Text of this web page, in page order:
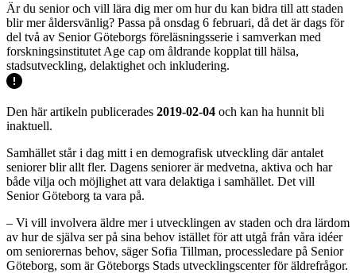
Är du senior och vill lära dig mer om hur du kan bidra till att staden
blir mer åldersvänlig? Passa på onsdag 6 februari, då det är dags för
del två av Senior Göteborgs föreläsningsserie i samverkan med
forskningsinstitutet Age cap om åldrande kopplat till hälsa,
stadsutveckling, delaktighet och inkludering.
Den här artikeln publicerades 2019-02-04 och kan ha hunnit bli
inaktuell.
Samhället står i dag mitt i en demografisk utveckling där antalet
seniorer blir allt fler. Dagens seniorer är medvetna, aktiva och har
både vilja och möjlighet att vara delaktiga i samhället. Det vill
Senior Göteborg ta vara på.
– Vi vill involvera äldre mer i utvecklingen av staden och dra lärdom
av hur de själva ser på sina behov istället för att utgå från våra idéer
om seniorernas behov, säger Sofia Tillman, processledare på Senior
Göteborg, som är Göteborgs Stads utvecklingscenter för äldrefrågor.